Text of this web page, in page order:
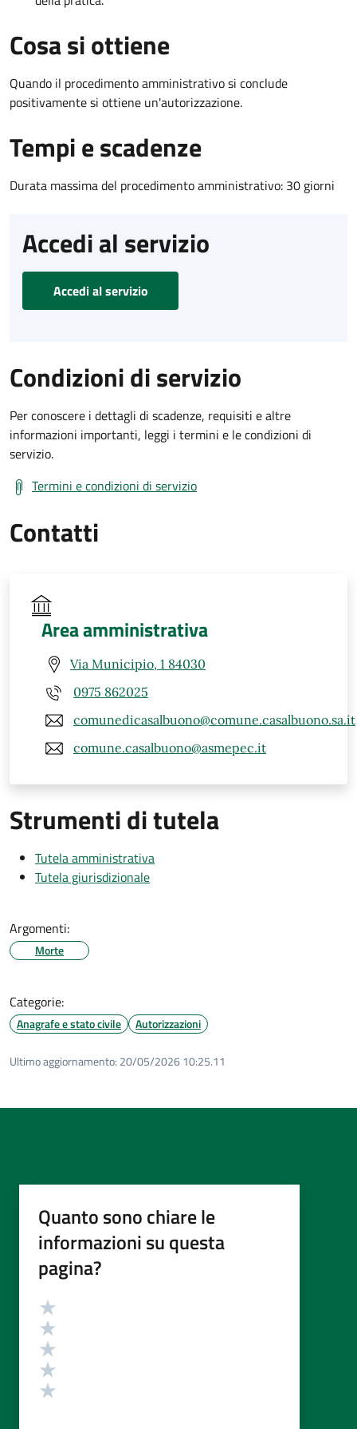
Cosa si ottiene
Quando il procedimento amministrativo si conclude
positivamente si ottiene un'autorizzazione.
Tempi e scadenze
Durata massima del procedimento amministrativo: 30 giorni
Accedi al servizio
Accedi al servizio
Condizioni di servizio
Per conoscere i dettagli di scadenze, requisiti e altre
informazioni importanti, leggi i termini e le condizioni di
servizio.
Termini e condizioni di servizio
Contatti
Area amministrativa
Via Municipio, 1 84030
0975 862025
comunedicasalbuono@comune.casalbuono.sa.it
comune.casalbuono@asmepec.it
Strumenti di tutela
Tutela amministrativa
Tutela giurisdizionale
Argomenti:
Morte
Categorie:
Anagrafe e stato civile Autorizzazioni
Ultimo aggiornamento: 20/05/2026 10:25.11
Quanto sono chiare le
informazioni su questa
pagina?
Valutazione